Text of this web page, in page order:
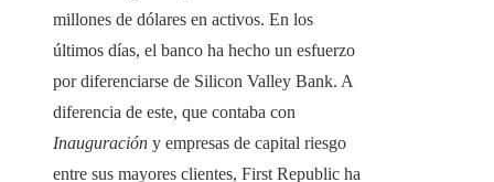
millones de dólares en activos. En los
últimos días, el banco ha hecho un esfuerzo
por diferenciarse de Silicon Valley Bank. A
diferencia de este, que contaba con
Inauguración y empresas de capital riesgo
entre sus mayores clientes, First Republic ha